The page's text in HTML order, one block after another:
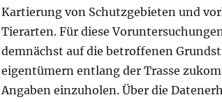
Kartierung von Schutzgebieten und
Tierarten. Für diese
demnächst auf die betroffenen
eigentümern entlang der Trasse
Angaben einzuholen. Über die